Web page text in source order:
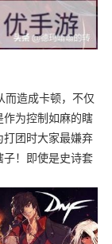
而造成卡顿，不仅
为控制如麻的瞎
团时大家最嫌弃
！即使是史诗套